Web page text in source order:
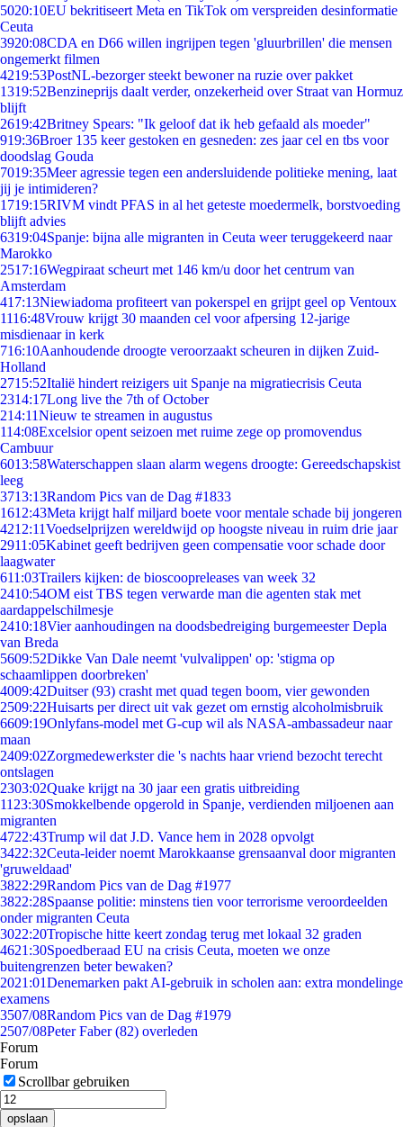
5020:10EU bekritiseert Meta en TikTok om verspreiden desinformatie
Ceuta
3920:08CDA en D66 willen ingrijpen tegen 'gluurbrillen' die mensen
ongemerkt filmen
4219:53PostNL-bezorger steekt bewoner na ruzie over pakket
1319:52Benzineprijs daalt verder, onzekerheid over Straat van Hormuz
blijft
2619:42Britney Spears: "Ik geloof dat ik heb gefaald als moeder"
919:36Broer 135 keer gestoken en gesneden: zes jaar cel en tbs voor
doodslag Gouda
7019:35Meer agressie tegen een andersluidende politieke mening, laat
jij je intimideren?
1719:15RIVM vindt PFAS in al het geteste moedermelk, borstvoeding
blijft advies
6319:04Spanje: bijna alle migranten in Ceuta weer teruggekeerd naar
Marokko
2517:16Wegpiraat scheurt met 146 km/u door het centrum van
Amsterdam
417:13Niewiadoma profiteert van pokerspel en grijpt geel op Ventoux
1116:48Vrouw krijgt 30 maanden cel voor afpersing 12-jarige
misdienaar in kerk
716:10Aanhoudende droogte veroorzaakt scheuren in dijken Zuid-
Holland
2715:52Italië hindert reizigers uit Spanje na migratiecrisis Ceuta
2314:17Long live the 7th of October
214:11Nieuw te streamen in augustus
114:08Excelsior opent seizoen met ruime zege op promovendus
Cambuur
6013:58Waterschappen slaan alarm wegens droogte: Gereedschapskist
leeg
3713:13Random Pics van de Dag #1833
1612:43Meta krijgt half miljard boete voor mentale schade bij jongeren
4212:11Voedselprijzen wereldwijd op hoogste niveau in ruim drie jaar
2911:05Kabinet geeft bedrijven geen compensatie voor schade door
laagwater
611:03Trailers kijken: de bioscoopreleases van week 32
2410:54OM eist TBS tegen verwarde man die agenten stak met
aardappelschilmesje
2410:18Vier aanhoudingen na doodsbedreiging burgemeester Depla
van Breda
5609:52Dikke Van Dale neemt 'vulvalippen' op: 'stigma op
schaamlippen doorbreken'
4009:42Duitser (93) crasht met quad tegen boom, vier gewonden
2509:22Huisarts per direct uit vak gezet om ernstig alcoholmisbruik
6609:19Onlyfans-model met G-cup wil als NASA-ambassadeur naar
maan
2409:02Zorgmedewerkster die 's nachts haar vriend bezocht terecht
ontslagen
2303:02Quake krijgt na 30 jaar een gratis uitbreiding
11 23:30Smokkelbende opgerold in Spanje, verdienden miljoenen aan
migranten
4722:43Trump wil dat J.D. Vance hem in 2028 opvolgt
3422:32Ceuta-leider noemt Marokkaanse grensaanval door migranten
'gruweldaad'
3822:29Random Pics van de Dag #1977
3822:28Spaanse politie: minstens tien voor terrorisme veroordeelden
onder migranten Ceuta
3022:20Tropische hitte keert zondag terug met lokaal 32 graden
4621:30Spoedberaad EU na crisis Ceuta, moeten we onze
buitengrenzen beter bewaken?
2021:01Denemarken pakt AI-gebruik in scholen aan: extra mondelinge
examens
3507/08Random Pics van de Dag #1979
2507/08Peter Faber (82) overleden
Forum
Forum
Scrollbar gebruiken
opslaan